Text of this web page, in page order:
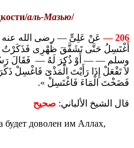
аль-Мазью/
206 —
عَنْ عَلِىٍّ — رضى الله عنه
أَغْتَسِلُ حَتَّى تَشَقَّقَ ظَهْرِى فَذَكَرْتُ
وسلم — — أَوْ ذُكِرَ لَهُ — فَقَالَ
لاَ تَفْعَلْ إِذَا رَأَيْتَ الْمَذْىَ فَاغْسِلْ
فَضَخْتَ الْمَاءَ فَاغْتَسِلْ ».
قال الشيخ الألباني: صحيح
будет доволен им Аллах,